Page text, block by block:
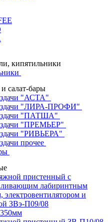
кипятильники
салат-бары
"АСТА"
"ЛИРА-ПРОФИ"
"ПАТША"
"ПРЕМЬЕР"
"РИВЬЕРА"
прочее
пристенный с
лабиринтным
электровентилятором и
ЗВэ-П09/08